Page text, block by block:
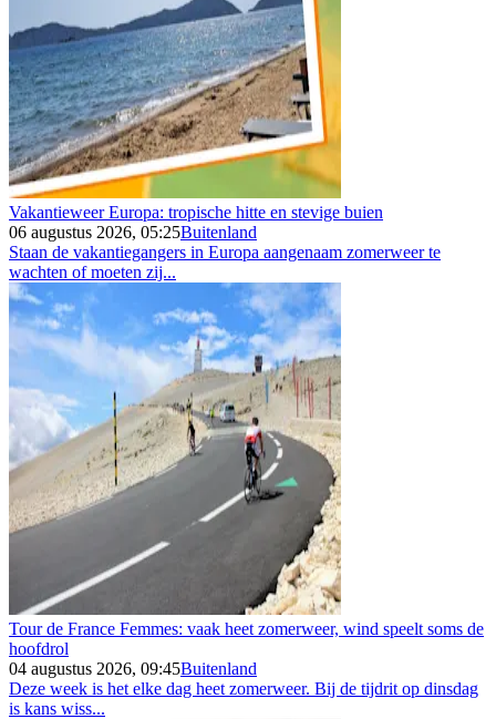
Vakantieweer Europa: tropische hitte en stevige buien
06 augustus 2026, 05:25Buitenland
Staan de vakantiegangers in Europa aangenaam zomerweer te
wachten of moeten zij...
Tour de France Femmes: vaak heet zomerweer, wind speelt soms de
hoofdrol
04 augustus 2026, 09:45Buitenland
Deze week is het elke dag heet zomerweer. Bij de tijdrit op dinsdag
is kans wiss...